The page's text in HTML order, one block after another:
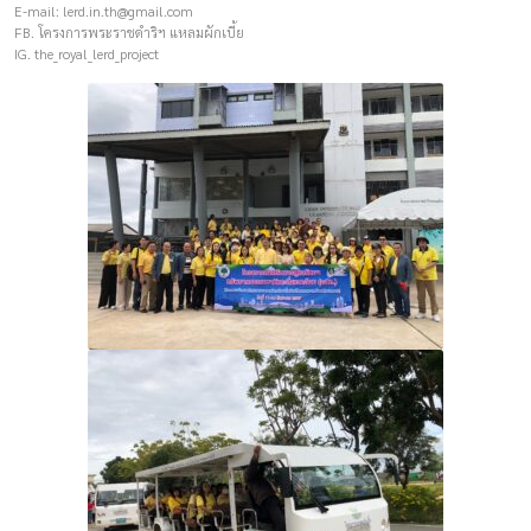
E-mail: lerd.in.th@gmail.com
FB. โครงการพระราชดำริฯ แหลมผักเบี้ย
IG. the_royal_lerd_project